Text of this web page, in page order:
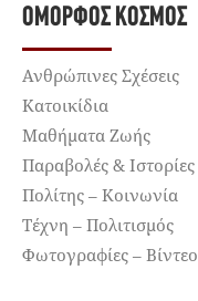
ΌΜΟΡΦΟΣ ΚΌΣΜΟΣ
Ανθρώπινες Σχέσεις
Κατοικίδια
Μαθήματα Ζωής
Παραβολές & Ιστορίες
Πολίτης – Κοινωνία
Τέχνη – Πολιτισμός
Φωτογραφίες – Βίντεο